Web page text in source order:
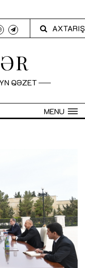
AXTARIŞ
QƏZET
MENU